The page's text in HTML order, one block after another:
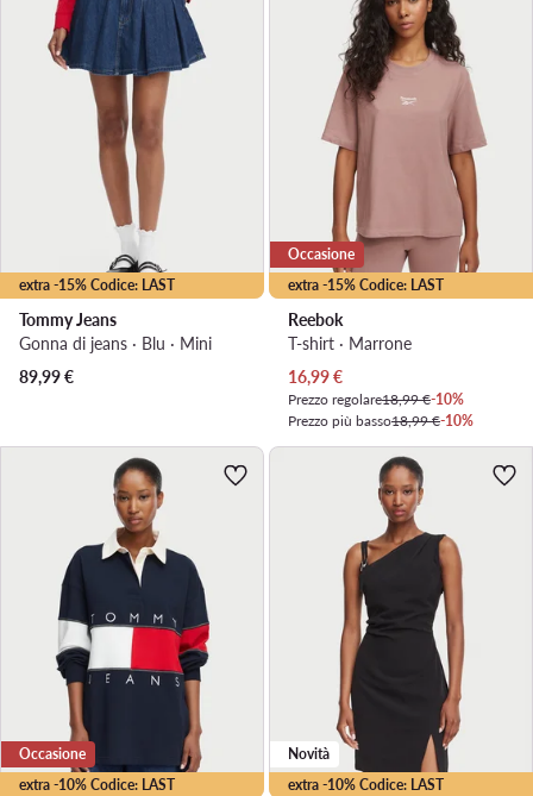
extra -15% Codice: LAST
Tommy Jeans
Gonna di jeans · Blu · Mini
89,99€
extra -15% Codice: LAST
Occasione
Reebok
T-shirt · Marrone
Prezzo attuale
16,99€
Prezzo regolare18,99 €-10%
Prezzo più basso18,99 €-10%
extra -10% Codice: LAST
Occasione
extra -10% Codice: LAST
Novità